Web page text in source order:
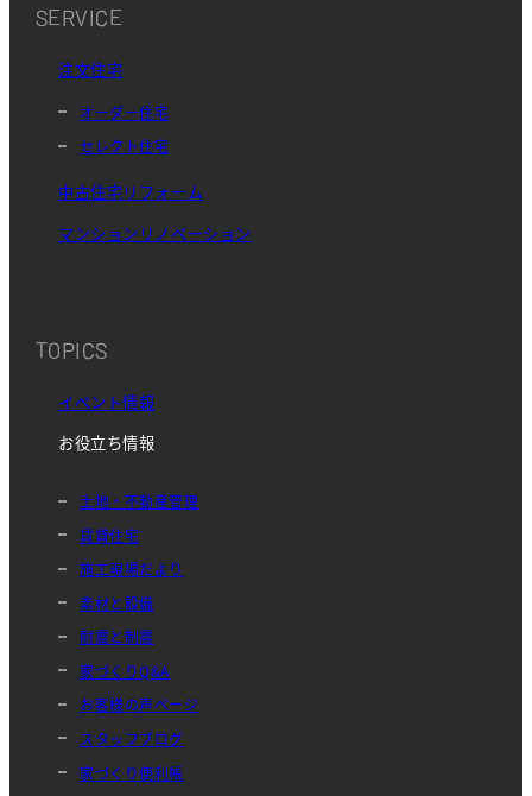
SERVICE
注文住宅
オーダー住宅
セレクト住宅
中古住宅リフォーム
マンションリノベーション
TOPICS
イベント情報
お役立ち情報
土地・不動産管理
賃貸住宅
施工現場だより
素材と設備
耐震と制震
家づくりQ&A
お客様の声ページ
スタッフブログ
家づくり便利帳